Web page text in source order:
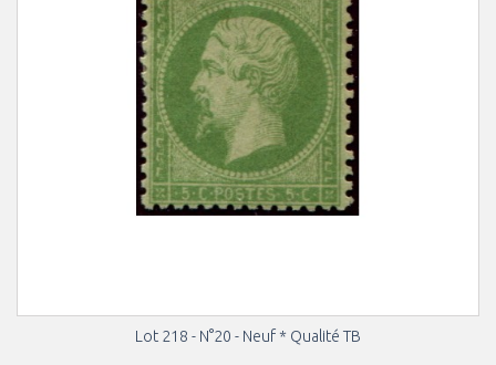
Lot 218 - N°20 - Neuf * Qualité TB